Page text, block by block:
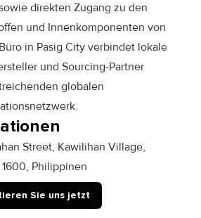
direkten Zugang zu den
und Innenkomponenten von
in Pasig City verbindet lokale
und Sourcing-Partner
globalen
Street, Kawilihan Village,
Philippinen
Sie uns jetzt